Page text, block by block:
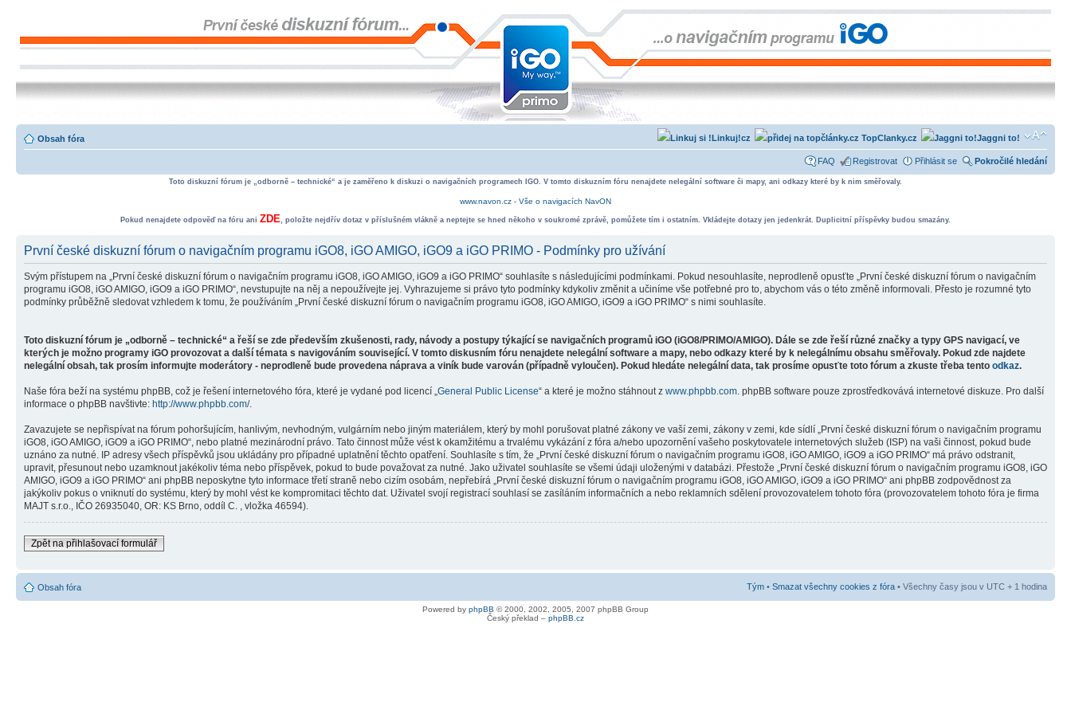
Obsah fóra Jaggni to!
TopClanky.cz
Linkuj!cz
FAQ Registrovat Přihlásit se Pokročilé hledání
Toto diskuzní fórum je „odborně – technické“ a je zaměřeno k diskuzi o navigačních programech IGO. V tomto diskuzním fóru nenajdete nelegální software či mapy, ani odkazy které by k nim směřovaly.
www.navon.cz - Vše o navigacích NavON
Pokud nenajdete odpověď na fóru ani ZDE, položte nejdřív dotaz v příslušném vlákně a neptejte se hned někoho v soukromé zprávě, pomůžete tím i ostatním. Vkládejte dotazy jen jedenkrát. Duplicitní příspěvky budou smazány.
První české diskuzní fórum o navigačním programu iGO8, iGO AMIGO, iGO9 a iGO PRIMO - Podmínky pro užívání
Svým přístupem na „První české diskuzní fórum o navigačním programu iGO8, iGO AMIGO, iGO9 a iGO PRIMO“ souhlasíte s následujícími podmínkami. Pokud nesouhlasíte, neprodleně opusťte „První české diskuzní fórum o navigačním
programu iGO8, iGO AMIGO, iGO9 a iGO PRIMO“, nevstupujte na něj a nepoužívejte jej. Vyhrazujeme si právo tyto podmínky kdykoliv změnit a učiníme vše potřebné pro to, abychom vás o této změně informovali. Přesto je rozumné tyto
podmínky průběžně sledovat vzhledem k tomu, že používáním „První české diskuzní fórum o navigačním programu iGO8, iGO AMIGO, iGO9 a iGO PRIMO“ s nimi souhlasíte.
Toto diskuzní fórum je „odborně – technické“ a řeší se zde především zkušenosti, rady, návody a postupy týkající se navigačních programů iGO (iGO8/PRIMO/AMIGO). Dále se zde řeší různé značky a typy GPS navigací, ve
kterých je možno programy iGO provozovat a další témata s navigováním související. V tomto diskusním fóru nenajdete nelegální software a mapy, nebo odkazy které by k nelegálnímu obsahu směřovaly. Pokud zde najdete
nelegální obsah, tak prosím informujte moderátory - neprodleně bude provedena náprava a viník bude varován (případně vyloučen). Pokud hledáte nelegální data, tak prosíme opusťte toto fórum a zkuste třeba tento odkaz.
Naše fóra beží na systému phpBB, což je řešení internetového fóra, které je vydané pod licencí „General Public License“ a které je možno stáhnout z www.phpbb.com. phpBB software pouze zprostředkovává internetové diskuze. Pro další
informace o phpBB navštivte: http://www.phpbb.com/.
Zavazujete se nepřispívat na fórum pohoršujícím, hanlivým, nevhodným, vulgárním nebo jiným materiálem, který by mohl porušovat platné zákony ve vaší zemi, zákony v zemi, kde sídlí „První české diskuzní fórum o navigačním programu
iGO8, iGO AMIGO, iGO9 a iGO PRIMO“, nebo platné mezinárodní právo. Tato činnost může vést k okamžitému a trvalému vykázání z fóra a/nebo upozornění vašeho poskytovatele internetových služeb (ISP) na vaši činnost, pokud bude
uznáno za nutné. IP adresy všech příspěvků jsou ukládány pro případné uplatnění těchto opatření. Souhlasíte s tím, že „První české diskuzní fórum o navigačním programu iGO8, iGO AMIGO, iGO9 a iGO PRIMO“ má právo odstranit,
upravit, přesunout nebo uzamknout jakékoliv téma nebo příspěvek, pokud to bude považovat za nutné. Jako uživatel souhlasíte se všemi údaji uloženými v databázi. Přestože „První české diskuzní fórum o navigačním programu iGO8, iGO
AMIGO, iGO9 a iGO PRIMO“ ani phpBB neposkytne tyto informace třetí straně nebo cizím osobám, nepřebírá „První české diskuzní fórum o navigačním programu iGO8, iGO AMIGO, iGO9 a iGO PRIMO“ ani phpBB zodpovědnost za
jakýkoliv pokus o vniknutí do systému, který by mohl vést ke kompromitaci těchto dat. Uživatel svojí registrací souhlasí se zasíláním informačních a nebo reklamních sdělení provozovatelem tohoto fóra (provozovatelem tohoto fóra je firma
MAJT s.r.o., IČO 26935040, OR: KS Brno, oddíl C. , vložka 46594).
Zpět na přihlašovací formulář
Obsah fóra Tým • Smazat všechny cookies z fóra • Všechny časy jsou v UTC + 1 hodina
Powered by phpBB © 2000, 2002, 2005, 2007 phpBB Group
Český překlad – phpBB.cz